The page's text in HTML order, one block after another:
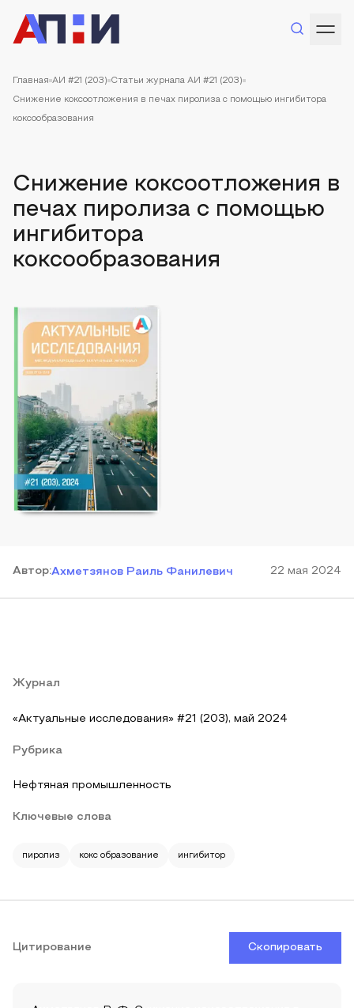
Главная АИ #21 (203) Статьи журнала АИ #21 (203)
Снижение коксоотложения в печах пиролиза с помощью ингибитора
коксообразования
Снижение коксоотложения в
печах пиролиза с помощью
ингибитора
коксообразования
Автор:Ахметзянов Раиль Фанилевич 22 мая 2024
Журнал
«Актуальные исследования» #21 (203), май 2024
Рубрика
Нефтяная промышленность
Ключевые слова
пиролиз кокс образование ингибитор
Цитирование Скопировать